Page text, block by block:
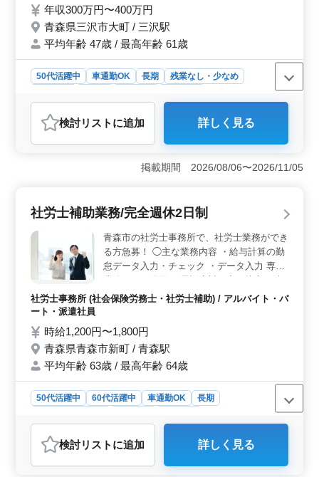
年収300万円〜400万円
青森県三沢市大町 / 三沢駅
平均年齢 47歳 / 最高年齢 61歳
50代活躍中 車通勤OK 長期
残業なし・少なめ
自動車整備士
おすすめポイント
＜地域密着での働きやすさ＞ 三沢市大町の国産ディー
ラーで自動車整備士を募集しています。地域に根差し、
車通勤可能。正社員からアルバイトまで様々な雇用形態
幅広い業務で技術を磨けます。メカニック経験者歓迎で
す。検査員資格あれば優遇致します。ベテランも新人も
共に成長できる職場です。 ＜働きやすい条件＞ 給
与は年収300〜400万円です。通勤手当は全額支給してい
ます。賞与は年2回支給されています。福利厚生も整って
おり、雇用・労災・健康・厚生の安心感があります。週
5〜6日の柔軟な就業日数で、仕事とプライベートを両立
できます。
検討リスト に追加 詳しく見る
掲載期間 2026/08/06〜2026/11/05
社労士補助業務/完全週休2日制
青森市の社労士事務所で、社労士業務ができ
る方急募！ ◯主な業務内容 ・給与計算の勤
怠データ入力・チェック ・データ入力 専門
掃 ・郵便局への使送 ・事務所内書類の使送
し、ワークライフバランス重視の働き方が可
能です！ ※長期休暇取得可能 ※マイカー通
勤可 シニア世代のベテラン社労士も活躍中
の事務所です。 今まで培ってきた経験・ス
キルを発揮して頂ける方、ぜひご応募くださ
い！
社労士事務所 (社会保険労務士・社労士補助) / アルバイト・パ
ート・派遣社員
時給1,200円〜1,800円
青森県青森市新町 / 青森駅
平均年齢 63歳 / 最高年齢 64歳
50代活躍中 60代活躍中 車通勤OK
長期
社労士事務所
おすすめポイント
＜柔軟な働き方が可能＞ 完全週休2日制で土日祝休みの
検討リスト に追加 詳しく見る